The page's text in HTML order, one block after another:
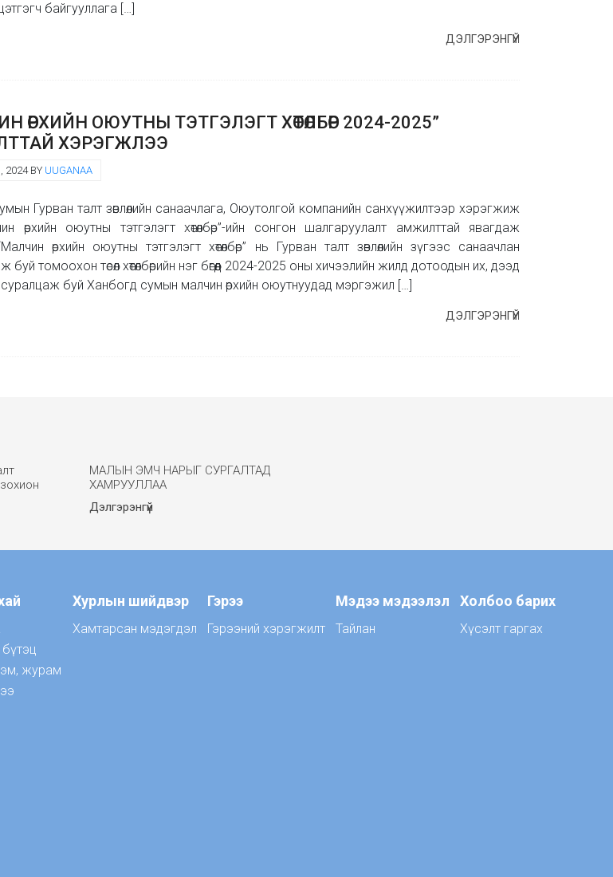
байгууллага […]
ДЭЛГЭРЭНГҮЙ
ӨРХИЙН ОЮУТНЫ ТЭТГЭЛЭГТ ХӨТӨЛБӨР 2024-2025”
ХЭРЭГЖЛЭЭ
2024 BY UUGANAA
Гурван талт зөвлөлийн санаачлага, Оюутолгой компанийн санхүүжилтээр хэрэгжиж
өрхийн оюутны тэтгэлэгт хөтөлбөр”-ийн сонгон шалгаруулалт амжилттай явагдаж
өрхийн оюутны тэтгэлэгт хөтөлбөр” нь Гурван талт зөвлөлийн зүгээс санаачлан
буй томоохон төсөл хөтөлбөрийн нэг бөгөөд 2024-2025 оны хичээлийн жилд дотоодын их, дээд
суралцаж буй Ханбогд сумын малчин өрхийн оюутнуудад мэргэжил […]
ДЭЛГЭРЭНГҮЙ
МАЛЫН ЭМЧ НАРЫГ СУРГАЛТАД
ХАМРУУЛЛАА
Дэлгэрэнгүй
журам
Хурлын шийдвэр
Хамтарсан мэдэгдэл
Гэрээ
Гэрээний хэрэгжилт
Мэдээ мэдээлэл
Тайлан
Холбоо барих
Хүсэлт гаргах